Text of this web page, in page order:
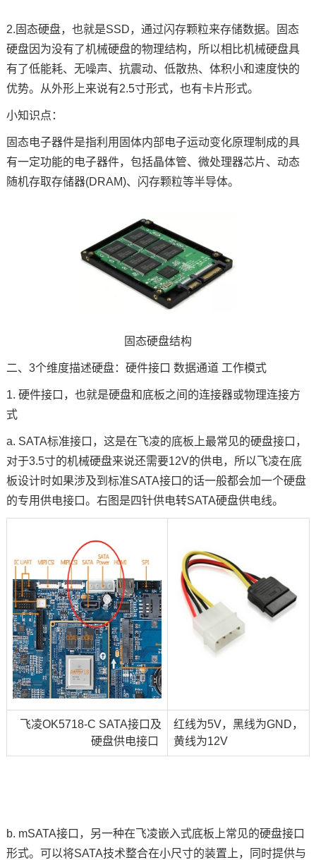
2.固态硬盘，也就是SSD，通过闪存颗粒来存储数据。固态
硬盘因为没有了机械硬盘的物理结构，所以相比机械硬盘具
有了低能耗、无噪声、抗震动、低散热、体积小和速度快的
优势。从外形上来说有2.5寸形式，也有卡片形式。
小知识点：
固态电子器件是指利用固体内部电子运动变化原理制成的具
有一定功能的电子器件，包括晶体管、微处理器芯片、动态
随机存取存储器(DRAM)、闪存颗粒等半导体。
固态硬盘结构
二、3个维度描述硬盘：硬件接口 数据通道 工作模式
1. 硬件接口，也就是硬盘和底板之间的连接器或物理连接方
式
a. SATA标准接口，这是在飞凌的底板上最常见的硬盘接口，
对于3.5寸的机械硬盘来说还需要12V的供电，所以飞凌在底
板设计时如果涉及到标准SATA接口的话一般都会加一个硬盘
的专用供电接口。右图是四针供电转SATA硬盘供电线。
飞凌OK5718-C SATA接口及
硬盘供电接口
红线为5V，黑线为GND，
黄线为12V
b. mSATA接口，另一种在飞凌嵌入式底板上常见的硬盘接口
形式。可以将SATA技术整合在小尺寸的装置上，同时提供与